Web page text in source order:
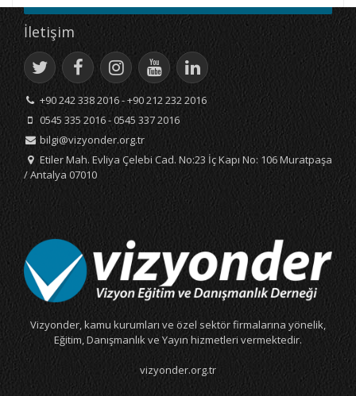
İletişim
+90 242 338 2016 - +90 212 232 2016
0545 335 2016 - 0545 337 2016
bilgi@vizyonder.org.tr
Etiler Mah. Evliya Çelebi Cad. No:23 İç Kapı No: 106 Muratpaşa
/ Antalya 07010
Vizyonder, kamu kurumları ve özel sektör firmalarına yönelik,
Eğitim, Danışmanlık ve Yayın hizmetleri vermektedir.
vizyonder.org.tr